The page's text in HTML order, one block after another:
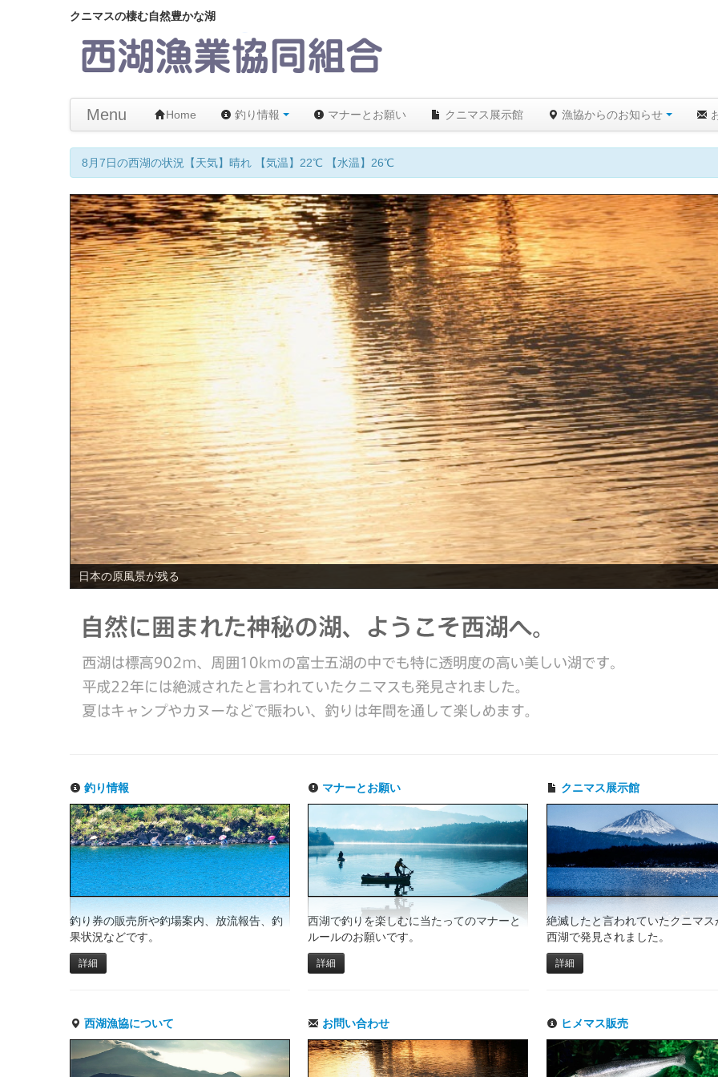
クニマスの棲む自然豊かな湖
Menu Home 釣り情報 マナーとお願い クニマス展示館 漁協からのお知らせ
8月7日の西湖の状況【天気】晴れ 【気温】22℃ 【水温】26℃
日本の原風景が残る
釣り情報
釣り券の販売所や釣場案内、放流報告、釣
果状況などです。
詳細
マナーとお願い
西湖で釣りを楽しむに当たってのマナーと
ルールのお願いです。
詳細
クニマス展示館
絶滅したと言われていたクニマ
西湖で発見されました。
詳細
西湖漁協について お問い合わせ ヒメマス販売